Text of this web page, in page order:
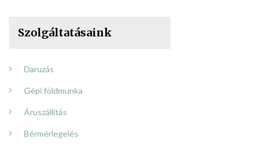
Szolgáltatásaink
Daruzás
Gépi földmunka
Áruszállítás
Bérmérlegelés